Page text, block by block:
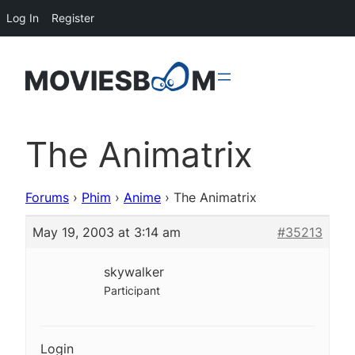
The Animatrix
Forums › Phim › Anime › The Animatrix
May 19, 2003 at 3:14 am #35213
skywalker
Participant
Login
Log In Register